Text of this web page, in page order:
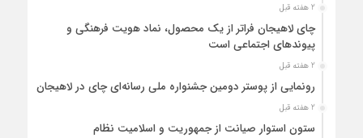
2 هفته قبل
چای لاهیجان فراتر از یک محصول، نماد هویت فرهنگی و
پیوندهای اجتماعی است
2 هفته قبل
رونمایی از پوستر دومین جشنواره ملی رسانه‌ای چای در لاهیجان
2 هفته قبل
ستون استوار صیانت از جمهوریت و اسلامیت نظام